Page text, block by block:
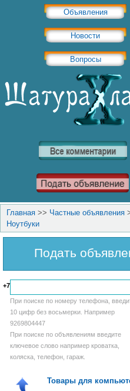
Объявления
Новости
Вопросы
Главная >> Частные объявления
Ноутбуки
Подать
+7
При поиске по номеру телефона,
10 цифр без восьмерки. Например
9269804447
При поиске по объявлениям введите
ключевое слово например кроватка,
коляска, телефон, гараж.
Товары для